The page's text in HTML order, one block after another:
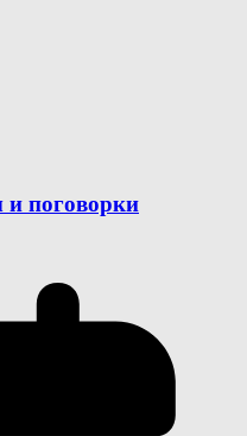
и поговорки